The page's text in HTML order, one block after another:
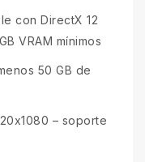
con DirectX 12
VRAM mínimos
50 GB de
– soporte